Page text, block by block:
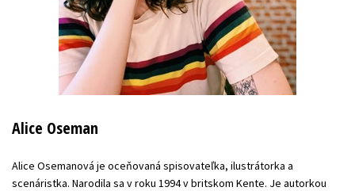
Alice Oseman
Alice Osemanová je oceňovaná spisovateľka, ilustrátorka a
scenáristka. Narodila sa v roku 1994 v britskom Kente. Je autorkou